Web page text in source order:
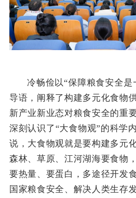
冷畅俭以“保障粮食安全是
导语，阐释了构建多元化食物
新产业新业态对粮食安全的重
深刻认识了“大食物观”的科学
说，大食物观就是要构建多元
森林、草原、江河湖海要食物
要热量、要蛋白，多途径开发
国家粮食安全、解决人类生存